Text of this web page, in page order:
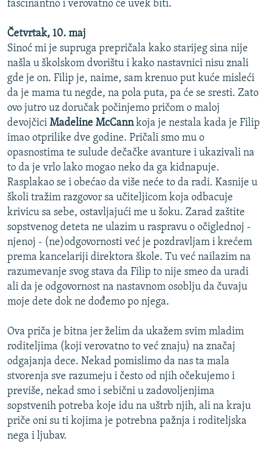
fascinantno i verovatno će uvek biti.
Četvrtak, 10. maj
Sinoć mi je supruga prepričala kako starijeg sina nije
našla u školskom dvorištu i kako nastavnici nisu znali
gde je on. Filip je, naime, sam krenuo put kuće misleći
da je mama tu negde, na pola puta, pa će se sresti. Zato
ovo jutro uz doručak počinjemo pričom o maloj
devojčici Madeline McCannkoja je nestala kada je Filip
imao otprilike dve godine. Pričali smo mu o
opasnostima te sulude dečačke avanture i ukazivali na
to da je vrlo lako mogao neko da ga kidnapuje.
Rasplakao se i obećao da više neće to da radi. Kasnije u
školi tražim razgovor sa učiteljicom koja odbacuje
krivicu sa sebe, ostavljajući me u šoku. Zarad zaštite
sopstvenog deteta ne ulazim u raspravu o očiglednoj -
njenoj - (ne)odgovornosti već je pozdravljam i krećem
prema kancelariji direktora škole. Tu već nailazim na
razumevanje svog stava da Filip to nije smeo da uradi
ali da je odgovornost na nastavnom osoblju da čuvaju
moje dete dok ne dođemo po njega.
Ova priča je bitna jer želim da ukažem svim mladim
roditeljima (koji verovatno to već znaju) na značaj
odgajanja dece. Nekad pomislimo da nas ta mala
stvorenja sve razumeju i često od njih očekujemo i
previše, nekad smo i sebični u zadovoljenjima
sopstvenih potreba koje idu na uštrb njih, ali na kraju
priče oni su ti kojima je potrebna pažnja i roditeljska
nega i ljubav.